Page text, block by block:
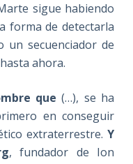
sigue habiendo
forma de detectarla
secuenciador de
ahora.
que (…), se ha
en conseguir
extraterrestre.Y
, fundador de Ion